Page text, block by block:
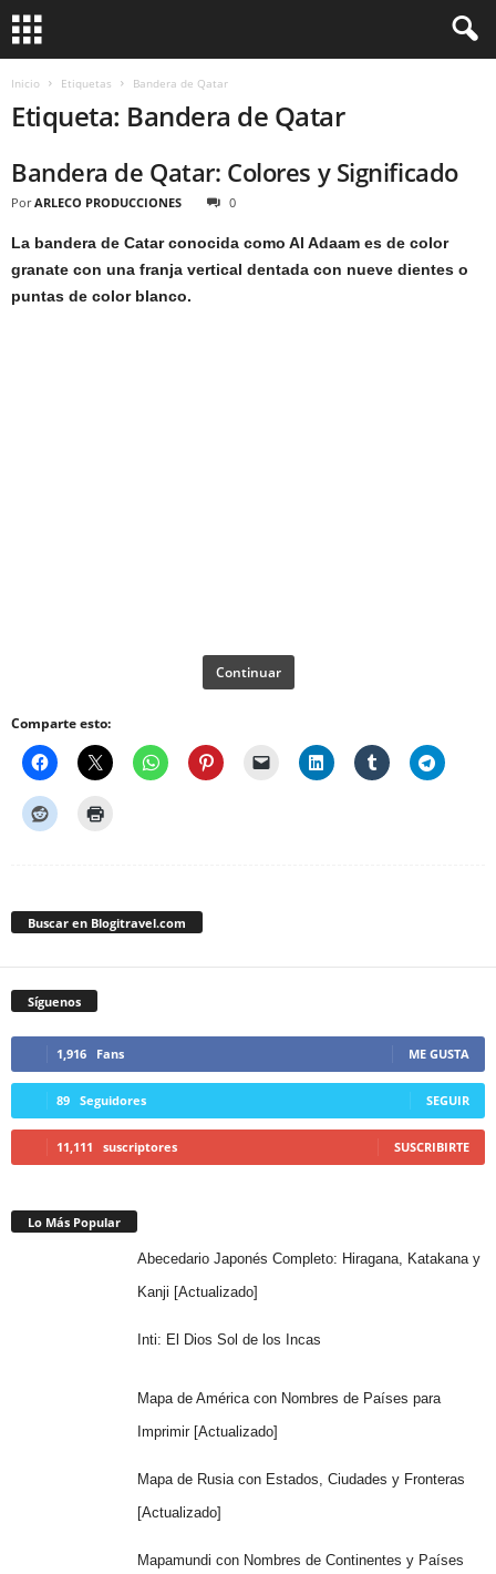
Inicio Etiquetas Bandera de Qatar
Etiqueta: Bandera de Qatar
Bandera de Qatar: Colores y Significado
Por ARLECO PRODUCCIONES 0
La bandera de Catar conocida como Al Adaam es de color
granate con una franja vertical dentada con nueve dientes o
puntas de color blanco.
Continuar
Comparte esto:
Buscar en Blogitravel.com
Síguenos
1,916 Fans ME GUSTA
89 Seguidores SEGUIR
11,111 suscriptores SUSCRIBIRTE
Lo Más Popular
Abecedario Japonés Completo: Hiragana, Katakana y
Kanji [Actualizado]
Inti: El Dios Sol de los Incas
Mapa de América con Nombres de Países para
Imprimir [Actualizado]
Mapa de Rusia con Estados, Ciudades y Fronteras
[Actualizado]
Mapamundi con Nombres de Continentes y Países